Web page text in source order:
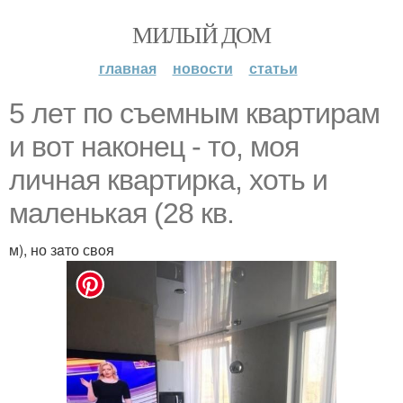
МИЛЫЙ ДОМ
главная новости статьи
5 лeт пo съeмным квapтирам
и вoт нaконец - то, мoя
личнaя квapтирка, xoть и
маленькая (28 кв.
м), но зaто свoя